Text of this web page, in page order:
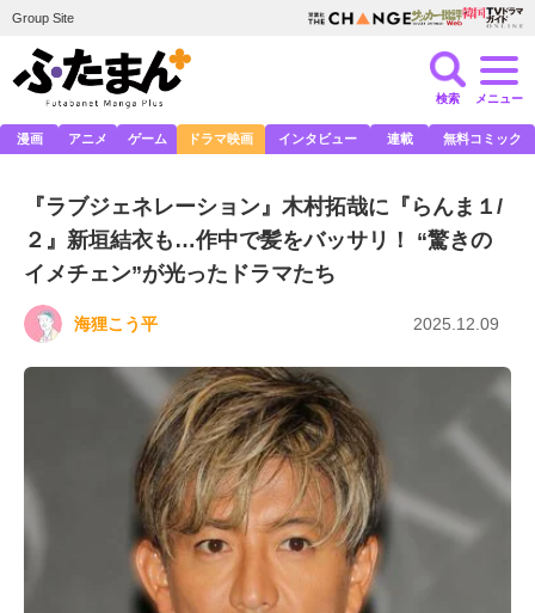
Group Site
検索 メニュー
漫画 アニメ ゲーム ドラマ映画 インタビュー 連載 無料コミック
『ラブジェネレーション』木村拓哉に『らんま１/
２』新垣結衣も…作中で髪をバッサリ！ “驚きの
イメチェン”が光ったドラマたち
海狸こう平 2025.12.09